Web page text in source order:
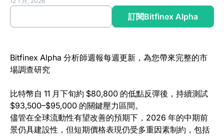
(opens in a new tab)訂閱Bitfinex Alpha
Bitfinex Alpha 分析師週報每週更新，為您帶來完整的市
場調查研究
比特幣自 11 月下旬約 $80,800 的低點反彈後，持續測試
$93,500–$95,000 的關鍵壓力區間。
儘管在全球流動性有望改善的預期下，2026 年的中期前
景仍具建設性，但短期價格表現仍受多重因素制約，包括